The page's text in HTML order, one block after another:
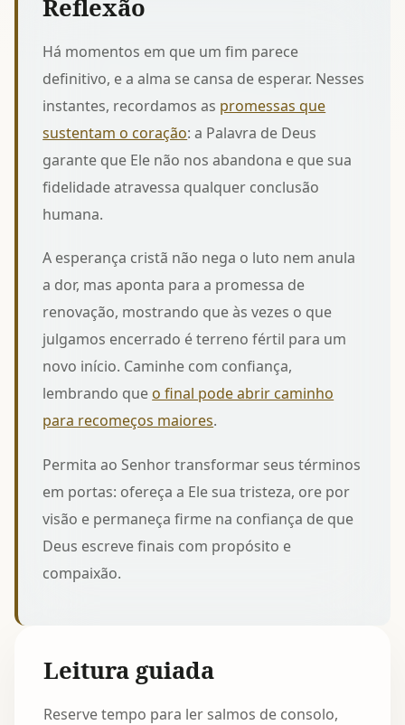
Reflexão
Há momentos em que um fim parece
definitivo, e a alma se cansa de esperar. Nesses
instantes, recordamos as promessas que
sustentam o coração: a Palavra de Deus
garante que Ele não nos abandona e que sua
fidelidade atravessa qualquer conclusão
humana.
A esperança cristã não nega o luto nem anula
a dor, mas aponta para a promessa de
renovação, mostrando que às vezes o que
julgamos encerrado é terreno fértil para um
novo início. Caminhe com confiança,
lembrando que o final pode abrir caminho
para recomeços maiores.
Permita ao Senhor transformar seus términos
em portas: ofereça a Ele sua tristeza, ore por
visão e permaneça firme na confiança de que
Deus escreve finais com propósito e
compaixão.
Leitura guiada
Reserve tempo para ler salmos de consolo,